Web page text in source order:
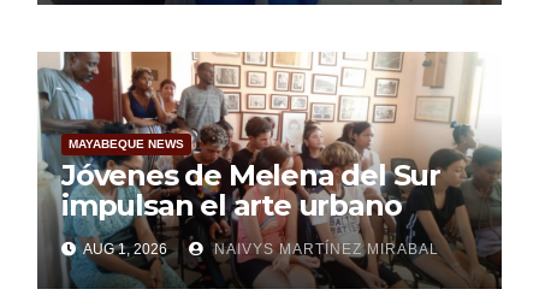
MAYABEQUE NEWS
Jóvenes de Melena del Sur
impulsan el arte urbano
AUG 1, 2026 NAIVYS MARTÍNEZ MIRABAL